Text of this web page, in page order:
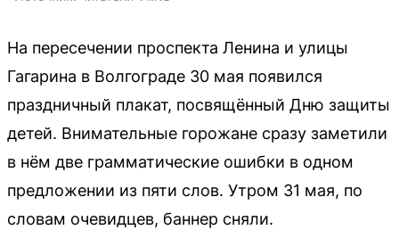
На пересечении проспекта Ленина и улицы
Гагарина в Волгограде 30 мая появился
праздничный плакат, посвящённый Дню защиты
детей. Внимательные горожане сразу заметили
в нём две грамматические ошибки в одном
предложении из пяти слов. Утром 31 мая, по
словам очевидцев, баннер сняли.